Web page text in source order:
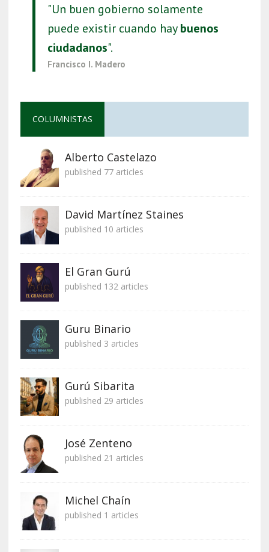
"Un buen gobierno solamente
puede existir cuando haybuenos
ciudadanos".
Francisco I. Madero
COLUMNISTAS
Alberto Castelazo
published 77 articles
David Martínez Staines
published 10 articles
El Gran Gurú
published 132 articles
Guru Binario
published 3 articles
Gurú Sibarita
published 29 articles
José Zenteno
published 21 articles
Michel Chaín
published 1 articles